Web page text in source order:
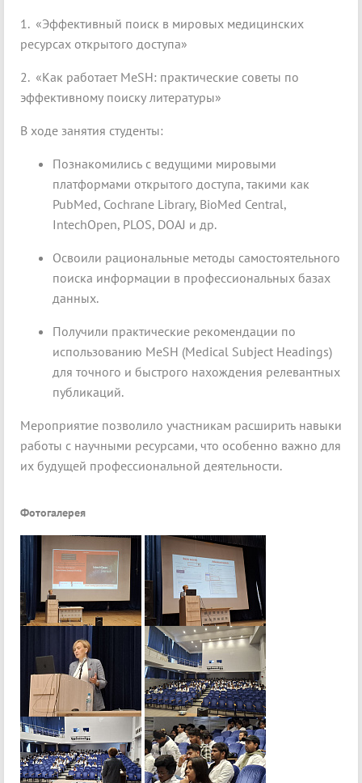
1. «Эффективный поиск в мировых медицинских
ресурсах открытого доступа»
2. «Как работает MeSH: практические советы по
эффективному поиску литературы»
В ходе занятия студенты:
Познакомились с ведущими мировыми
платформами открытого доступа, такими как
PubMed, Cochrane Library, BioMed Central,
IntechOpen, PLOS, DOAJ и др.
Освоили рациональные методы самостоятельного
поиска информации в профессиональных базах
данных.
Получили практические рекомендации по
использованию MeSH (Medical Subject Headings)
для точного и быстрого нахождения релевантных
публикаций.
Мероприятие позволило участникам расширить навыки
работы с научными ресурсами, что особенно важно для
их будущей профессиональной деятельности.
Фотогалерея